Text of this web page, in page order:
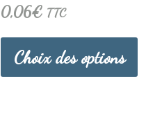
Note
0
sur
0,06€ TTC
Choix des options